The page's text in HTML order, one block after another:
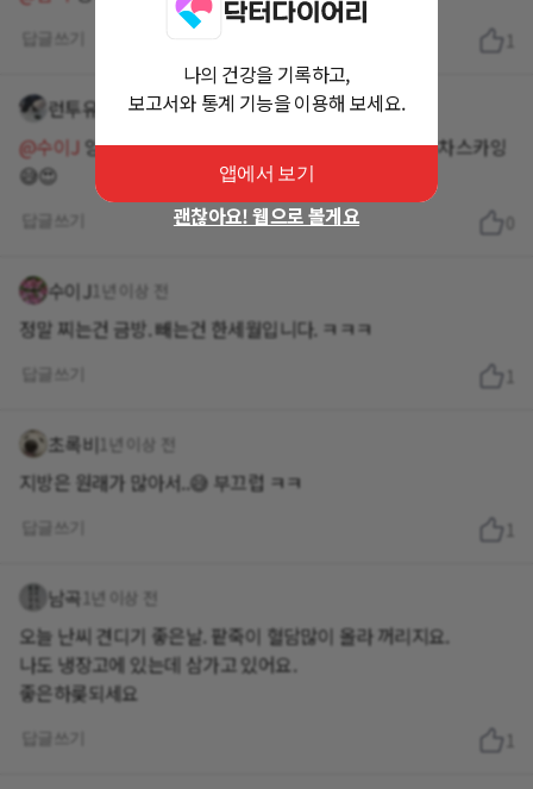
1
런투유 1년 이상 전
@수이J 앙 ㅋㅋ 정말 그래요 찌는 건 순간이더라구영 우차스카잉
😅😍
수이J1년 이상 전
정말 찌는건 금방. 빼는건 한세월입니다. ㅋㅋㅋ
1
초록비1년 이상 전
지방은 원래가 많아서..😅 부끄럽 ㅋㅋ
1
남곡 1년 이상 전
오늘 난씨 견디기 좋은날. 팥죽이 혈담많이 올라 꺼리지요.
나도 냉장고에 있는데 삼가고 있어요.
좋은하룾되세요
1
나의 건강을 기록하고,
보고서와 통계 기능을 이용해 보세요.
앱에서 보기
괜찮아요! 웹으로 볼게요